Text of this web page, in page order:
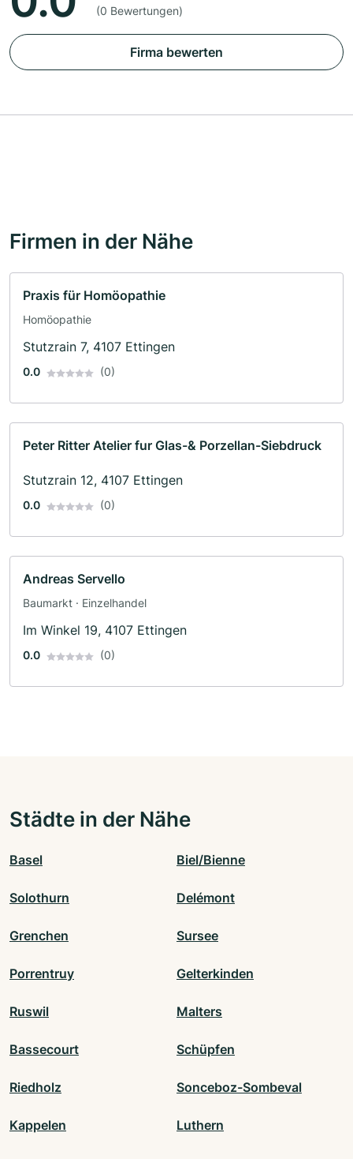
(0 Bewertungen)
Firma bewerten
Firmen in der Nähe
Praxis für Homöopathie
Homöopathie
Stutzrain 7, 4107 Ettingen
0.0 (0)
Peter Ritter Atelier fur Glas-& Porzellan-Siebdruck
Stutzrain 12, 4107 Ettingen
0.0 (0)
Andreas Servello
Baumarkt · Einzelhandel
Im Winkel 19, 4107 Ettingen
0.0 (0)
Städte in der Nähe
Basel Biel/Bienne
Solothurn Delémont
Grenchen Sursee
Porrentruy Gelterkinden
Ruswil Malters
Bassecourt Schüpfen
Riedholz Sonceboz-Sombeval
Kappelen Luthern